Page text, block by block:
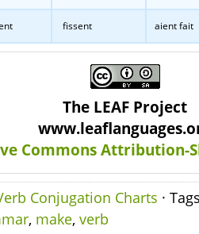
fissent aient fait
The LEAF Project
Commons Attribution-
Conjugation Charts ·
, make, verb